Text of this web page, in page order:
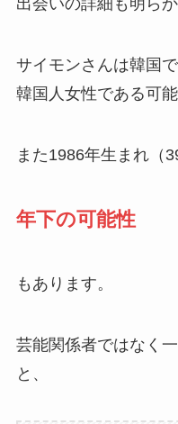
出会いの詳細も明ら
サイモンさんは韓国
韓国人女性である可
また1986年生まれ（
年下の可能性
もあります。
芸能関係者ではなく
と、